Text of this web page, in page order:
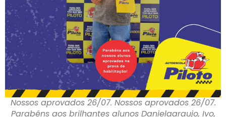
Nossos aprovados 26/07. Nossos aprovados 26/07.
Parabéns aos brilhantes alunos Danielaaraujo, Ivo,